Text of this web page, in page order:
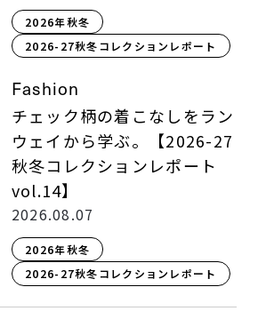
2026年秋冬
2026-27秋冬コレクションレポート
Fashion
チェック柄の着こなしをラン
ウェイから学ぶ。【2026-27
秋冬コレクションレポート
vol.14】
2026.08.07
2026年秋冬
2026-27秋冬コレクションレポート